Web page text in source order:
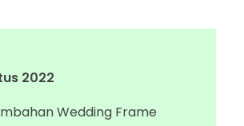
2022
Wedding Frame